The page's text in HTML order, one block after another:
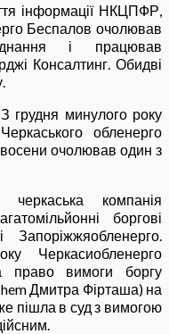
інформації НКЦПФР,
Беспалов очолював
і працював
Консалтинг. Обидві
грудня минулого року
обленерго
очолював один з
компанія
боргові
Черкасиобленерго
право вимоги боргу
Дмитра Фірташа) на
пішла в суд з вимогою